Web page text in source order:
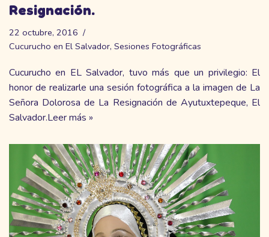
Resignación.
22 octubre, 2016
Cucurucho en El Salvador, Sesiones Fotográficas
Cucurucho en EL Salvador, tuvo más que un privilegio: El
honor de realizarle una sesión fotográfica a la imagen de La
Señora Dolorosa de La Resignación de Ayutuxtepeque, El
Salvador.Leer más »